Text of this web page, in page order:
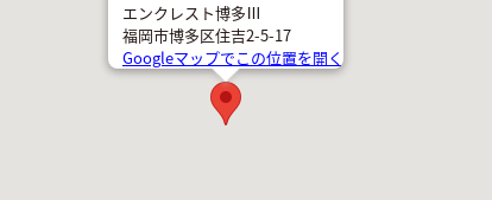
エンクレスト博多Ⅲ
福岡市博多区住吉2-5-17
Googleマップでこの位置を開く